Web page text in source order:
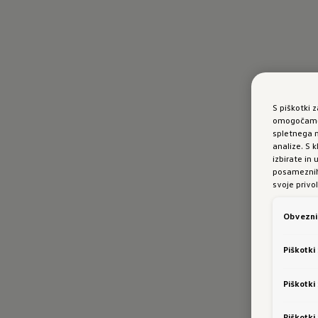
S piškotki
spletnega
analize. S
izbirate in
svoje
Piškotki